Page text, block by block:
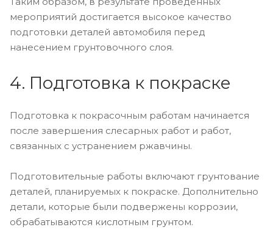
мероприятий достигается высокое качество
подготовки деталей автомобиля перед
нанесением грунтовочного слоя.
4. Подготовка к покраске
Подготовка к покрасочным работам начинается
после завершения слесарных работ и работ,
связанных с устранением ржавчины.
Подготовительные работы включают грунтование
деталей, планируемых к покраске. Дополнительно
детали, которые были подвержены коррозии,
обрабатываются кислотным грунтом.